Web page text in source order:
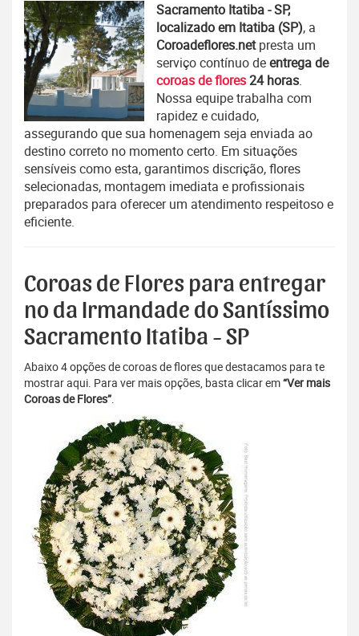
Sacramento Itatiba - SP,
localizado em Itatiba (SP), a
Coroadeflores.netpresta um
serviço contínuo deentrega de
coroas de flores24 horas.
Nossa equipe trabalha com
rapidez e cuidado,
assegurando que sua homenagem seja enviada ao
destino correto no momento certo. Em situações
sensíveis como esta, garantimos discrição, flores
selecionadas, montagem imediata e profissionais
preparados para oferecer um atendimento respeitoso e
eficiente.
Coroas de Flores para entregar
no da Irmandade do Santíssimo
Sacramento Itatiba - SP
Abaixo 4 opções de coroas de flores que destacamos para te
mostrar aqui. Para ver mais opções, basta clicar em“Ver mais
Coroas de Flores”.